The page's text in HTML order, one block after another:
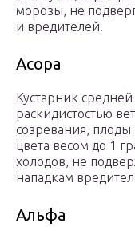
морозы, не
и вредителей.
Асора
Кустарник
раскидистостью
созревания,
цвета весом до 1
холодов, не
нападкам
Альфа